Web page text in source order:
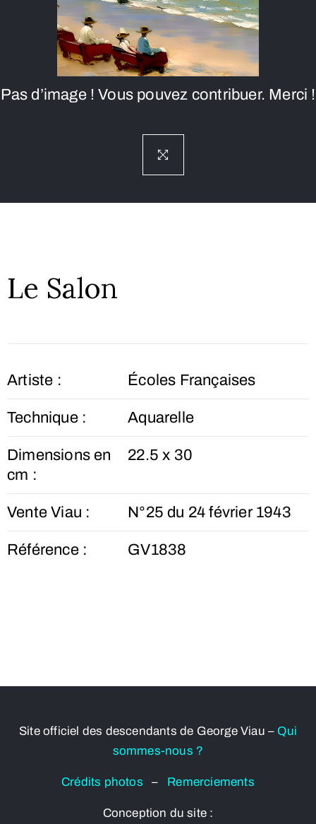
Pas d’image ! Vous pouvez contribuer. Merci !
Le Salon
Artiste : Écoles Françaises
Technique : Aquarelle
Dimensions en
cm :
22.5 x 30
Vente Viau : N°25 du 24 février 1943
Référence : GV1838
Site officiel des descendants de George Viau – Qui
sommes-nous ?
Crédits photos– Remerciements
Conception du site :